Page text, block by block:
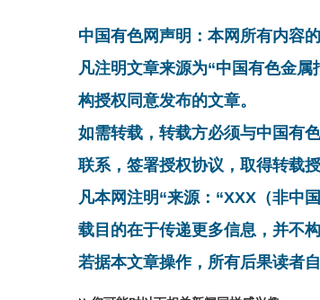
中国有色网声明：本网所有内容
凡注明文章来源为“中国有色金
构授权同意发布的文章。
如需转载，转载方必须与中国有
联系，签署授权协议，取得转载授
凡本网注明“来源：“XXX（非中
载目的在于传递更多信息，并不
若据本文章操作，所有后果读者